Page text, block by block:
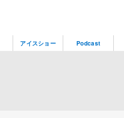
アイスショー Podcast